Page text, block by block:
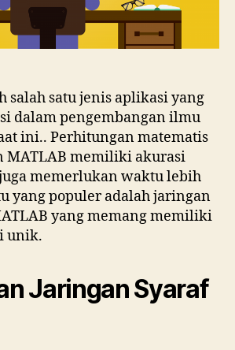
salah satu jenis aplikasi yang
dalam pengembangan ilmu
ini.. Perhitungan matematis
MATLAB memiliki akurasi
memerlukan waktu lebih
yang populer adalah jaringan
yang memang memiliki
unik.
Jaringan Syaraf